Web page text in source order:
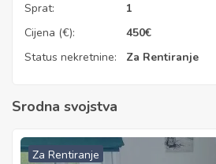
Sprat:
1
Cijena (€):
450€
Status nekretnine:
Za Rentiranje
Srodna svojstva
Za Rentiranje